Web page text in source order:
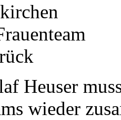
Heuser
wieder